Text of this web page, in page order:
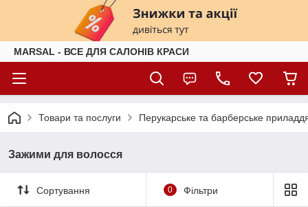
MARSAL - ВСЕ ДЛЯ САЛОНІВ КРАСИ
Товари та послуги Перукарське та барберське
Зажими для волосся
Сортування 0 Фільтри